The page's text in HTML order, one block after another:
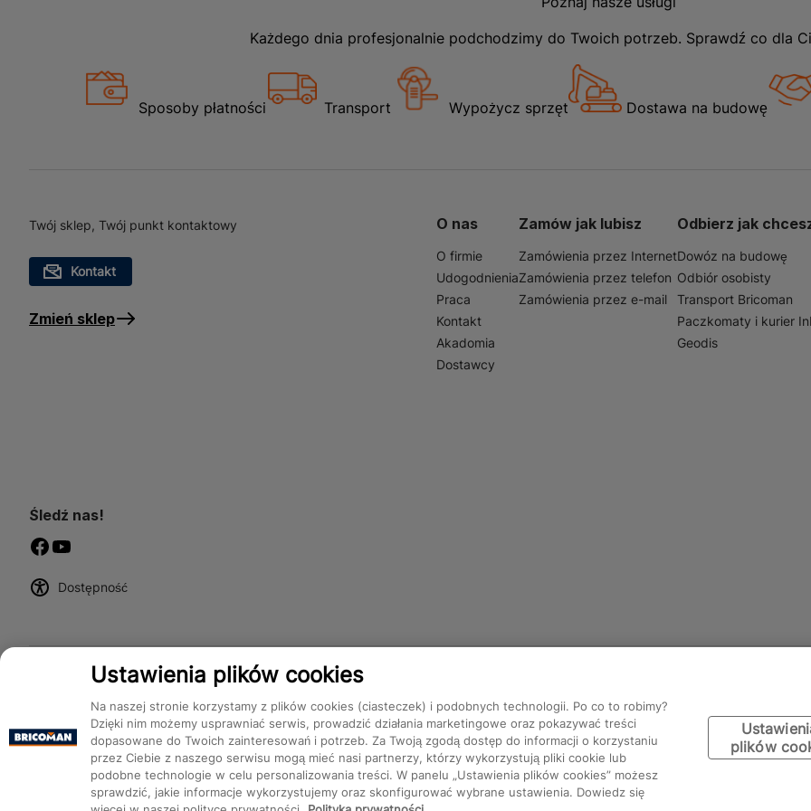
Każdego dnia profesjonalnie podchodzimy do Twoich potrzeb. Sprawdź co dla
Sposoby płatności Transport Wypożycz sprzęt Dostawa na budowę
Twój sklep, Twój punkt kontaktowy
Kontakt
Zmień sklep
O nas
O firmie
Udogodnienia
Praca
Kontakt
Akadomia
Dostawcy
Zamów jak lubisz
Zamówienia przez Internet
Zamówienia przez telefon
Zamówienia przez e-mail
Odbierz jak
Dowóz na budowę
Odbiór osobisty
Transport Bricoman
Paczkomaty i kurier
Geodis
Śledź nas!
Dostępność
Bricoman 2026 ©
Ustawienia plików cookies
Na naszej stronie korzystamy z plików cookies (ciasteczek) i podobnych technologii. Po co to robimy?
Dzięki nim możemy usprawniać serwis, prowadzić działania marketingowe oraz pokazywać treści
dopasowane do Twoich zainteresowań i potrzeb. Za Twoją zgodą dostęp do informacji o korzystaniu
przez Ciebie z naszego serwisu mogą mieć nasi partnerzy, którzy wykorzystują pliki cookie lub
podobne technologie w celu personalizowania treści. W panelu „Ustawienia plików cookies” możesz
sprawdzić, jakie informacje wykorzystujemy oraz skonfigurować wybrane ustawienia. Dowiedz się
plików